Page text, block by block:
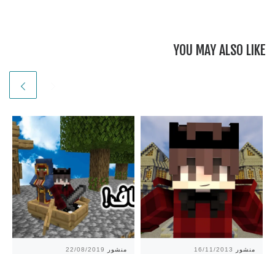
YOU MAY ALSO LIKE
منشور 22/08/2019 منشور 16/11/2013